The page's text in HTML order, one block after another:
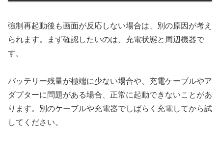
強制再起動後も画面が反応しない場合は、別の原因が考え
られます。まず確認したいのは、充電状態と周辺機器で
す。
バッテリー残量が極端に少ない場合や、充電ケーブルやア
ダプターに問題がある場合、正常に起動できないことがあ
ります。別のケーブルや充電器でしばらく充電してから試
してください。